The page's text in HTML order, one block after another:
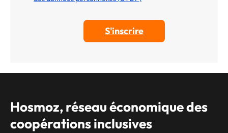
Hosmoz, réseau économique des
coopérations inclusives